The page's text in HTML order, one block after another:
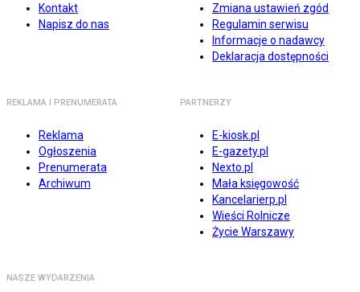
Kontakt
Napisz do nas
Zmiana ustawień zgód
Regulamin serwisu
Informacje o nadawcy
Deklaracja dostępności
REKLAMA I PRENUMERATA
Reklama
Ogłoszenia
Prenumerata
Archiwum
PARTNERZY
E-kiosk.pl
E-gazety.pl
Nexto.pl
Mała księgowość
Kancelarierp.pl
Wieści Rolnicze
Życie Warszawy
NASZE WYDARZENIA